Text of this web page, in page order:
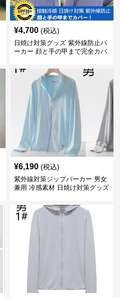
¥4,700 (税込)
日焼け対策グッズ 紫外線防止パ
ーカー 顔と手の甲まで完全カバ
¥6,190 (税込)
紫外線対策ジップパーカー 男女
兼用 冷感素材 日焼け対策グッズ